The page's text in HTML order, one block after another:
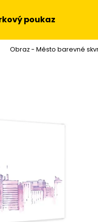
poukaz
Obraz - Město barevné
Co potřebujete
OBRAZ NA STĚNU -